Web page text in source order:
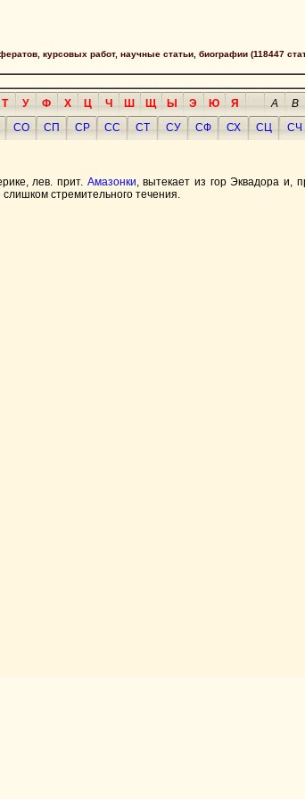
курсовых работ, научные статьи, биографии (118447
Т У Ф Х Ц Ч Ш Щ Ы Э Ю Я A B
СО СП СР СС СТ СУ СФ СХ СЦ СЧ
лев. прит. Амазонки, вытекает из гор Эквадора и,
стремительного течения.